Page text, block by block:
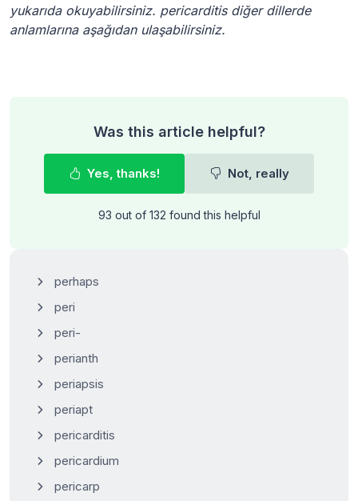
yukarıda okuyabilirsiniz. pericarditis diğer dillerde
anlamlarına aşağıdan ulaşabilirsiniz.
Was this article helpful?
Yes, thanks! Not, really
93 out of 132 found this helpful
perhaps
peri
peri-
perianth
periapsis
periapt
pericarditis
pericardium
pericarp